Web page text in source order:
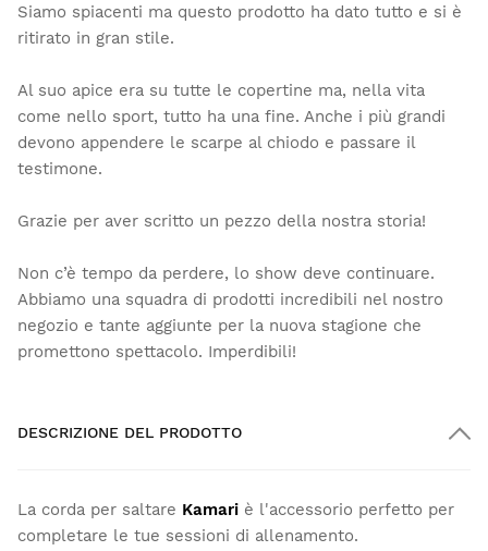
Siamo spiacenti ma questo prodotto ha dato tutto e si è
ritirato in gran stile.
Al suo apice era su tutte le copertine ma, nella vita
come nello sport, tutto ha una fine. Anche i più grandi
devono appendere le scarpe al chiodo e passare il
testimone.
Grazie per aver scritto un pezzo della nostra storia!
Non c’è tempo da perdere, lo show deve continuare.
Abbiamo una squadra di prodotti incredibili nel nostro
negozio e tante aggiunte per la nuova stagione che
promettono spettacolo. Imperdibili!
DESCRIZIONE DEL PRODOTTO
La corda per saltare Kamari è l'accessorio perfetto per
completare le tue sessioni di allenamento.